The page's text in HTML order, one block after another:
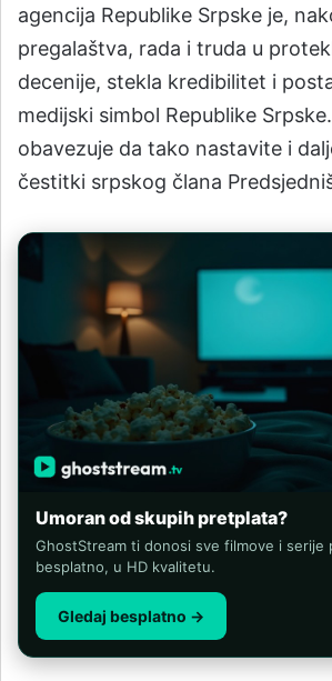
agencija Republike Srpske je,
pregalaštva, rada i truda u
decenije, stekla kredibilitet i
medijski simbol Republike
obavezuje da tako nastavite i
čestitki srpskog člana
Umoran od skupih pretplata?
GhostStream ti donosi sve filmove i serije
besplatno, u HD kvalitetu.
Gledaj besplatno →